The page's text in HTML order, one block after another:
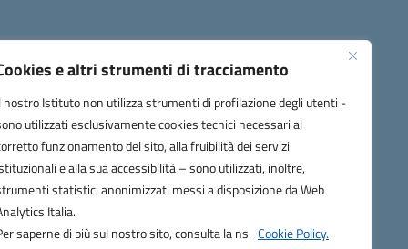
e altri strumenti di tracciamento
nostro Istituto non utilizza strumenti di profilazione degli utenti -
utilizzati esclusivamente cookies tecnici necessari al
funzionamento del sito, alla fruibilità dei servizi
e alla sua accessibilità – sono utilizzati, inoltre,
statistici anonimizzati messi a disposizione da Web
Italia.
saperne di più sul nostro sito, consulta la ns. Cookie Policy.